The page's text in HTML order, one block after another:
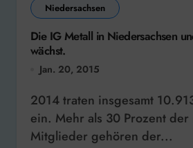
Niedersachsen
Die IG Metall in Niedersachsen
wächst.
Jan. 20, 2015
2014 traten insgesamt 10.913 Arbeitnehmer
ein. Mehr als 30 Prozent der
Mitglieder gehören der...